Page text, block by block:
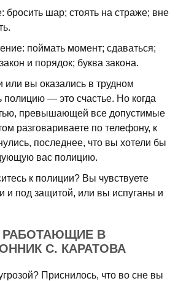
бросить шар; стоять на страже; вне
поймать момент; сдаваться;
и порядок; буква закона.
или вы оказались в трудном
полицию — это счастье. Но когда
превышающей все допустимые
разговариваете по телефону, к
последнее, что вы хотели бы
вас полицию.
к полиции? Вы чувствуете
и под защитой, или вы испуганы и
РАБОТАЮЩИЕ В
С. КАРАТОВА
Приснилось, что во сне вы